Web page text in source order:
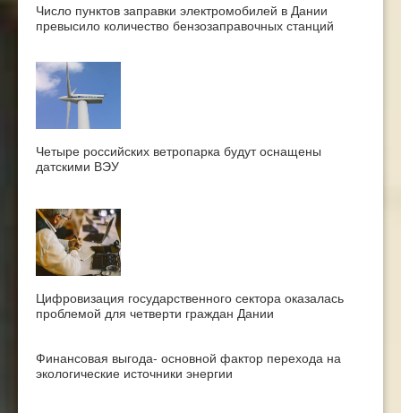
Число пунктов заправки электромобилей в Дании
превысило количество бензозаправочных станций
Четыре российских ветропарка будут оснащены
датскими ВЭУ
Цифровизация государственного сектора оказалась
проблемой для четверти граждан Дании
Финансовая выгода- основной фактор перехода на
экологические источники энергии